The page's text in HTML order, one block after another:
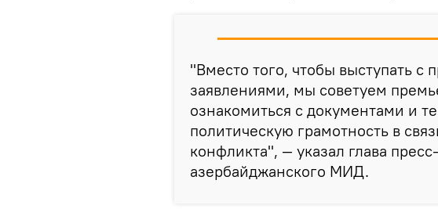
"Вместо того, чтобы выступать с
заявлениями, мы советуем
ознакомиться с документами и
политическую грамотность в
конфликта", — указал глава
азербайджанского МИД.